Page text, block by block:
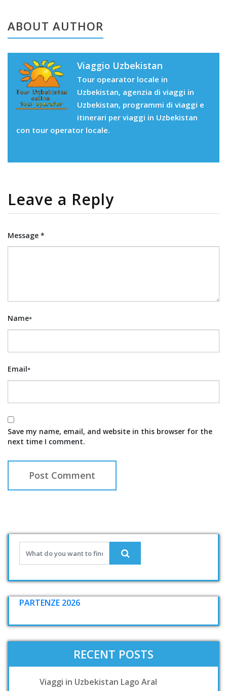
ABOUT AUTHOR
Viaggio Uzbekistan
Tour opearator locale in
Uzbekistan, agenzia di viaggi in
Uzbekistan, programmi di viaggi e
itinerari per viaggi in Uzbekistan
con tour operator locale.
Leave a Reply
Message *
Name*
Email*
Save my name, email, and website in this browser for the
next time I comment.
PARTENZE 2026
RECENT POSTS
Viaggi in Uzbekistan Lago Aral